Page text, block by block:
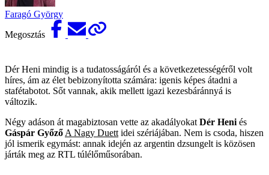
Faragó György
Megosztás
Dér Heni mindig is a tudatosságáról és a következetességéről volt
híres, ám az élet bebizonyította számára: igenis képes átadni a
stafétabotot. Sőt vannak, akik mellett igazi kezesbáránnyá is
változik.
Négy adáson át magabiztosan vette az akadályokat Dér Heni és
Gáspár Győző A Nagy Duett idei szériájában. Nem is csoda, hiszen
jól ismerik egymást: annak idején az argentin dzsungelt is közösen
járták meg az RTL túlélőműsorában.